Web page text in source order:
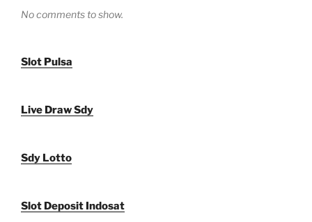
No comments to show.
Slot Pulsa
Live Draw Sdy
Sdy Lotto
Slot Deposit Indosat